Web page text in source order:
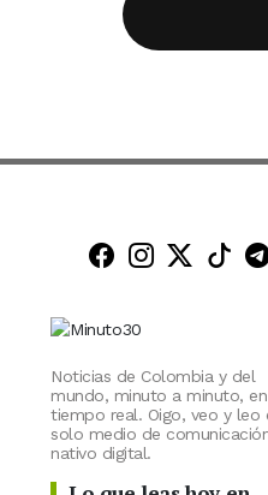
Minuto30 en
Noticias de Colombia y del
mundo, minuto a minuto, en
tiempo real. Oigo, veo y leo
solo medio de
nativo digital.